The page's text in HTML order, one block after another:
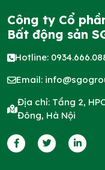
Công ty Cổ
Bất động sản
Hotline:
Email:
Địa chỉ: Tầng 2,
Đông, Hà Nội